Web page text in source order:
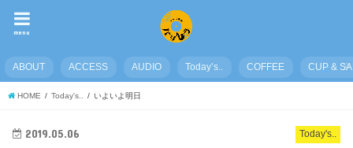
menu
ABOUT ACCESS AUDIO Today’s.. COFFEE CUP &
HOME Today's.. いよいよ明日
Today's..
2019.05.06